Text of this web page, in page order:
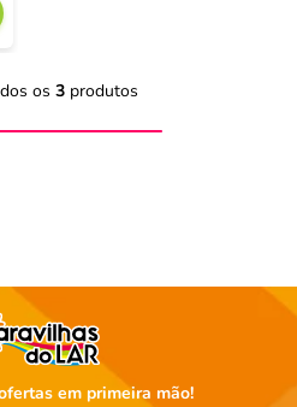
os 3 produtos
em primeira mão!